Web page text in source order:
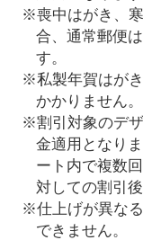
※喪中はがき、
合、通常郵便
す。
※私製年賀はが
かかりません。
※割引対象のデ
金適用となり
ート内で複数
対しての割引
※仕上げが異な
できません。